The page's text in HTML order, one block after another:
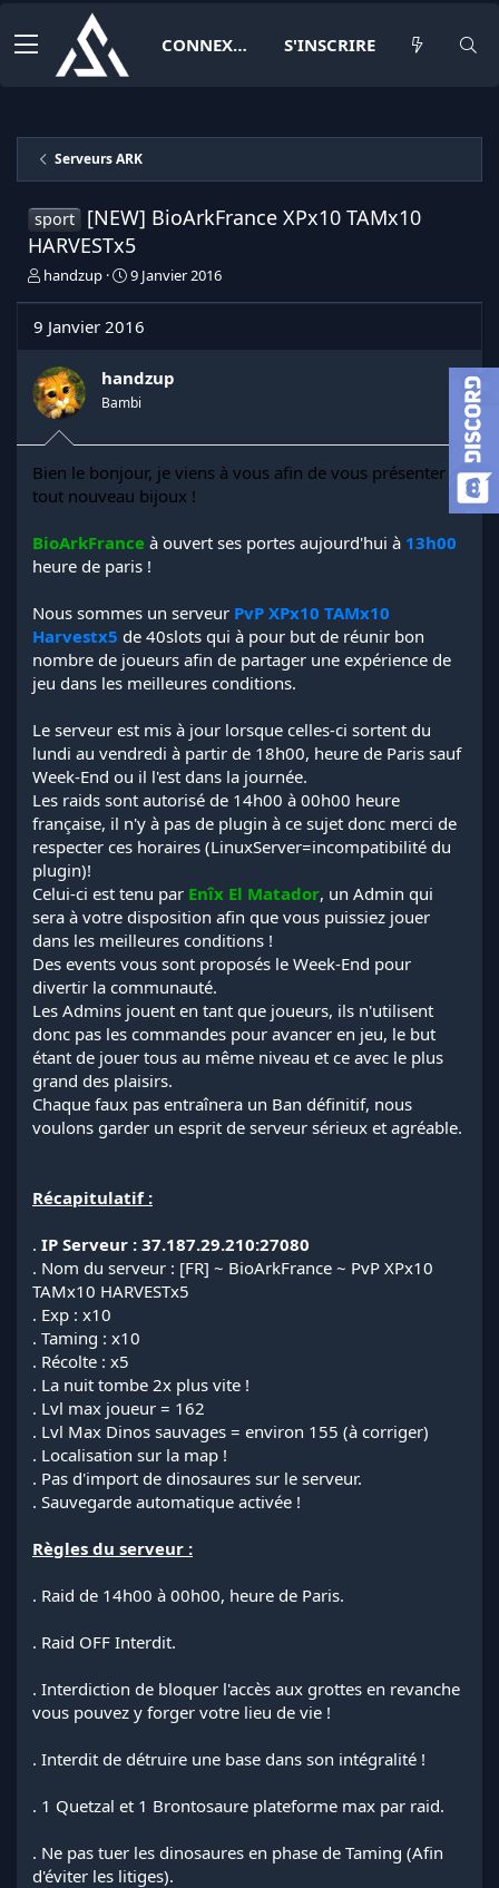
CONNEXION S'INSCRIRE
Serveurs ARK
sport
[NEW] BioArkFrance XPx10 TAMx10
HARVESTx5
I
t
a
t
e
u
d
e
a
d
i
c
u
s
i
n
handzup
D
e
e
d
é
t
9 Janvier 2016
9 Janvier 2016
handzup
Bambi
Bien le bonjour, je viens à vous afin de vous présenter le
tout nouveau bijoux !
BioArkFrance à ouvert ses portes aujourd'hui à 13h00
heure de paris !
Nous sommes un serveur PvP XPx10 TAMx10
Harvestx5 de 40slots qui à pour but de réunir bon
nombre de joueurs afin de partager une expérience de
jeu dans les meilleures conditions.
Le serveur est mis à jour lorsque celles-ci sortent du
lundi au vendredi à partir de 18h00, heure de Paris sauf
Week-End ou il l'est dans la journée.
Les raids sont autorisé de 14h00 à 00h00 heure
française, il n'y à pas de plugin à ce sujet donc merci de
respecter ces horaires (LinuxServer=incompatibilité du
plugin)!
Celui-ci est tenu par Enîx El Matador, un Admin qui
sera à votre disposition afin que vous puissiez jouer
dans les meilleures conditions !
Des events vous sont proposés le Week-End pour
divertir la communauté.
Les Admins jouent en tant que joueurs, ils n'utilisent
donc pas les commandes pour avancer en jeu, le but
étant de jouer tous au même niveau et ce avec le plus
grand des plaisirs.
Chaque faux pas entraînera un Ban définitif, nous
voulons garder un esprit de serveur sérieux et agréable.
Récapitulatif :
. IP Serveur : 37.187.29.210:27080
. Nom du serveur : [FR] ~ BioArkFrance ~ PvP XPx10
TAMx10 HARVESTx5
. Exp : x10
. Taming : x10
. Récolte : x5
. La nuit tombe 2x plus vite !
. Lvl max joueur = 162
. Lvl Max Dinos sauvages = environ 155 (à corriger)
. Localisation sur la map !
. Pas d'import de dinosaures sur le serveur.
. Sauvegarde automatique activée !
Règles du serveur :
. Raid de 14h00 à 00h00, heure de Paris.
. Raid OFF Interdit.
. Interdiction de bloquer l'accès aux grottes en revanche
vous pouvez y forger votre lieu de vie !
. Interdit de détruire une base dans son intégralité !
. 1 Quetzal et 1 Brontosaure plateforme max par raid.
. Ne pas tuer les dinosaures en phase de Taming (Afin
d'éviter les litiges).